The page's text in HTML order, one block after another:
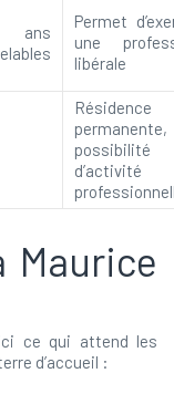
Permet
une
libérale
Résidence
permanente,
possibilité
d’activité
Maurice
ce qui attend les
d’accueil :